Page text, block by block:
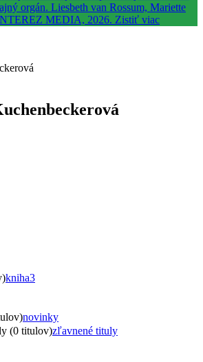
kniha3
novinky
(0 titulov)zľavnené tituly